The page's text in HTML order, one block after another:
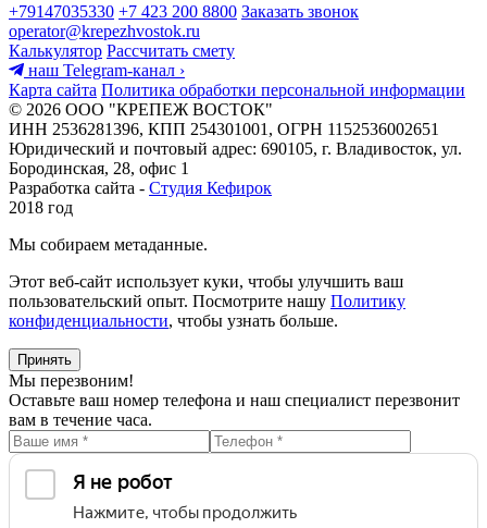
+79147035330 +7 423 200 8800 Заказать звонок
operator@krepezhvostok.ru
Калькулятор Рассчитать смету
наш Telegram-канал ›
Карта сайта Политика обработки персональной информации
© 2026 ООО "КРЕПЕЖ ВОСТОК"
ИНН 2536281396, КПП 254301001, ОГРН 1152536002651
Юридический и почтовый адрес: 690105, г. Владивосток, ул.
Бородинская, 28, офис 1
Разработка сайта - Студия Кефирок
2018 год
Мы собираем метаданные.
Этот веб-сайт использует куки, чтобы улучшить ваш
пользовательский опыт. Посмотрите нашу Политику
конфиденциальности, чтобы узнать больше.
Принять
Мы перезвоним!
Оставьте ваш номер телефона и наш специалист перезвонит
вам в течение часа.